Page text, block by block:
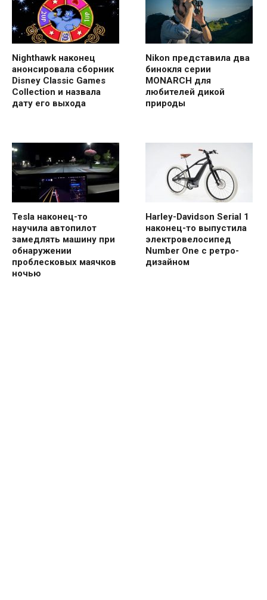
Nighthawk наконец
анонсировала сборник
Disney Classic Games
Collection и назвала
дату его выхода
Nikon представила два
бинокля серии
MONARCH для
любителей дикой
природы
Tesla наконец-то
научила автопилот
замедлять машину при
обнаружении
проблесковых маячков
ночью
Harley-Davidson Serial 1
наконец-то выпустила
электровелосипед
Number One с ретро-
дизайном